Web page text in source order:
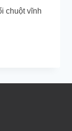
chuột vĩnh